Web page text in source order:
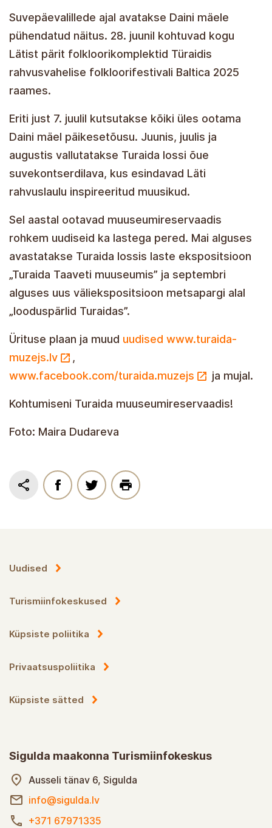
Suvepäevalillede ajal avatakse Daini mäele
pühendatud näitus. 28. juunil kohtuvad kogu
Lätist pärit folkloorikomplektid Türaidis
rahvusvahelise folkloorifestivali Baltica 2025
raames.
Eriti just 7. juulil kutsutakse kõiki üles ootama
Daini mäel päikesetõusu. Juunis, juulis ja
augustis vallutatakse Turaida lossi õue
suvekontserdilava, kus esindavad Läti
rahvuslaulu inspireeritud muusikud.
Sel aastal ootavad muuseumireservaadis
rohkem uudiseid ka lastega pered. Mai alguses
avastatakse Turaida lossis laste ekspositsioon
„Turaida Taaveti muuseumis” ja septembri
alguses uus väliekspositsioon metsapargi alal
„looduspärlid Turaidas”.
Ürituse plaan ja muud uudised www.turaida-
muzejs.lv
,
www.facebook.com/turaida.muzejs
ja mujal.
Kohtumiseni Turaida muuseumireservaadis!
Foto: Maira Dudareva
Uudised
Turismiinfokeskused
Küpsiste poliitika
Privaatsuspoliitika
Küpsiste sätted
Sigulda maakonna Turismiinfokeskus
Ausseli tänav 6, Sigulda
info@sigulda.lv
+371 67971335